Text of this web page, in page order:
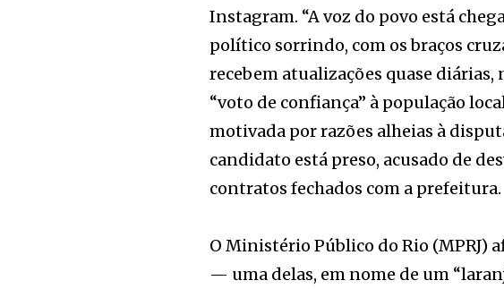
Instagram. “A voz do povo está
político sorrindo, com os braços
recebem atualizações quase
“voto de confiança” à população
motivada por razões alheias à
candidato está preso, acusado de
contratos fechados com a prefeitura.
O Ministério Público do Rio (MPRJ)
— uma delas, em nome de um